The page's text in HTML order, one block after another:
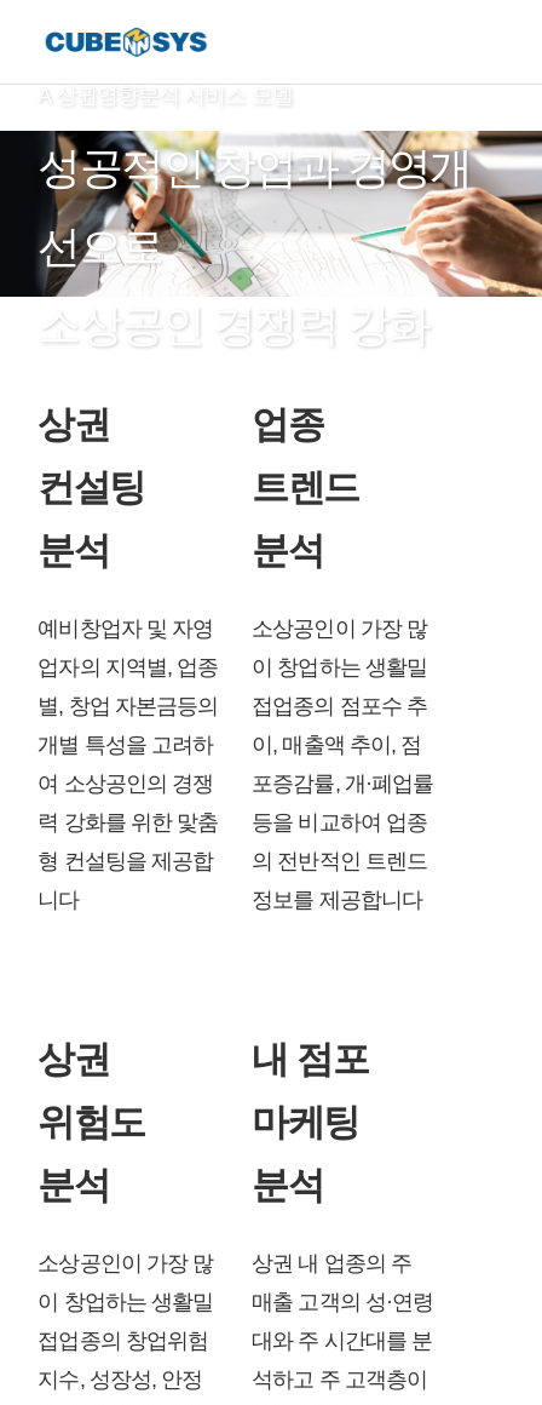
A 상권영향분석 서비스 모델
성공적인 창업과 경영개
선으로
소상공인 경쟁력 강화
상권
컨설팅
분석
예비창업자 및 자영
업자의 지역별, 업종
별, 창업 자본금등의
개별 특성을 고려하
여 소상공인의 경쟁
력 강화를 위한 맟춤
형 컨설팅을 제공합
니다
업종
트렌드
분석
소상공인이 가장 많
이 창업하는 생활밀
접업종의 점포수 추
이, 매출액 추이, 점
포증감률, 개·폐업률
등을 비교하여 업종
의 전반적인 트렌드
정보를 제공합니다
상권
위험도
분석
소상공인이 가장 많
이 창업하는 생활밀
접업종의 창업위험
지수, 성장성, 안정
내 점포
마케팅
분석
상권 내 업종의 주
매출 고객의 성·연령
대와 주 시간대를 분
석하고 주 고객층이